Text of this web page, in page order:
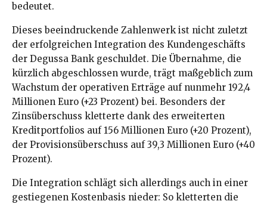
bedeutet.
Dieses beeindruckende Zahlenwerk ist nicht zuletzt
der erfolgreichen Integration des Kundengeschäfts
der Degussa Bank geschuldet. Die Übernahme, die
kürzlich abgeschlossen wurde, trägt maßgeblich zum
Wachstum der operativen Erträge auf nunmehr 192,4
Millionen Euro (+23 Prozent) bei. Besonders der
Zinsüberschuss kletterte dank des erweiterten
Kreditportfolios auf 156 Millionen Euro (+20 Prozent),
der Provisionsüberschuss auf 39,3 Millionen Euro (+40
Prozent).
Die Integration schlägt sich allerdings auch in einer
gestiegenen Kostenbasis nieder: So kletterten die